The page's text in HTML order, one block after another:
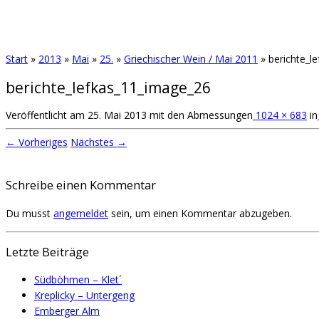
Start » 2013 » Mai » 25. » Griechischer Wein / Mai 2011 »
berichte_lefkas_11_image_26
Veröffentlicht am 25. Mai 2013 mit den Abmessungen 1024 × 683 in
← Vorheriges Nächstes →
Schreibe einen Kommentar
Du musst angemeldet sein, um einen Kommentar abzugeben.
Letzte Beiträge
Südböhmen – Klet´
Kreplicky – Untergeng
Emberger Alm